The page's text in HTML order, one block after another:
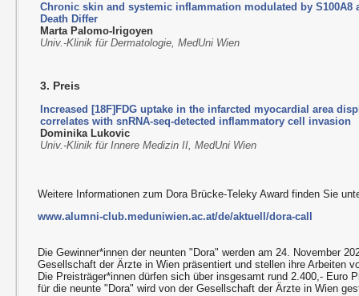
Chronic skin and systemic inflammation modulated by S100A8
Death Differ
Marta Palomo-Irigoyen
Univ.-Klinik für Dermatologie, MedUni Wien
3. Preis
Increased [18F]FDG uptake in the infarcted myocardial area
correlates with snRNA-seq-detected inflammatory cell invasion
Dominika Lukovic
Univ.-Klinik für Innere Medizin II, MedUni Wien
Weitere Informationen zum Dora Brücke-Teleky Award finden Sie
www.alumni-club.meduniwien.ac.at/de/aktuell/dora-call
Die Gewinner*innen der neunten "Dora" werden am 24. November
Gesellschaft der Ärzte in Wien präsentiert und stellen ihre Arbeiten
Die Preisträger*innen dürfen sich über insgesamt rund 2.400,- Euro
für die neunte "Dora" wird von der Gesellschaft der Ärzte in Wien